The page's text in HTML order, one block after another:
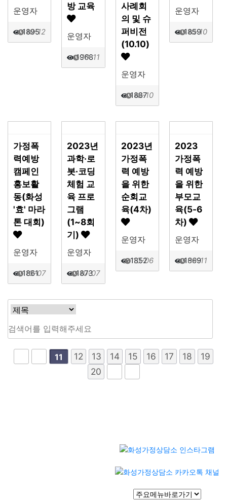
운영자
1895
10-12
방 교육
운영자
1968
10-11
사례회
의 및 슈
퍼비전
(10.10)
운영자
1887
10-10
운영자
1859
10-10
가정폭
력예방
캠페인
홍보활
동(화성
'효' 마라
톤 대회)
운영자
1861
10-07
2023년
과학·로
봇·코딩
체험 교
육 프로
그램
(1~8회
기)
운영자
1873
10-07
2023년
가정폭
력 예방
을 위한
순회교
육(4차)
운영자
1852
10-06
2023
가정폭
력 예방
을 위한
부모교
육(5-6
차)
운영자
1869
09-11
11 12 13 14 15 16 17 18
19
20